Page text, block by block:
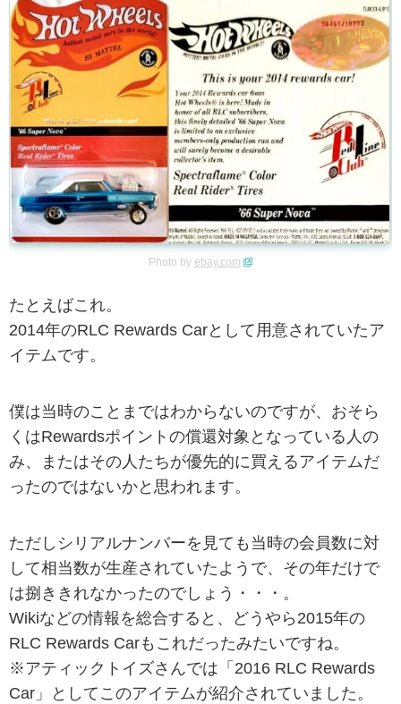
Photo by ebay.com
たとえばこれ。
2014年のRLC Rewards Carとして用意されていたア
イテムです。
僕は当時のことまではわからないのですが、おそら
くはRewardsポイントの償還対象となっている人の
み、またはその人たちが優先的に買えるアイテムだ
ったのではないかと思われます。
ただしシリアルナンバーを見ても当時の会員数に対
して相当数が生産されていたようで、その年だけで
は捌ききれなかったのでしょう・・・。
Wikiなどの情報を総合すると、どうやら2015年の
RLC Rewards Carもこれだったみたいですね。
※アティックトイズさんでは「2016 RLC Rewards
Car」としてこのアイテムが紹介されていました。